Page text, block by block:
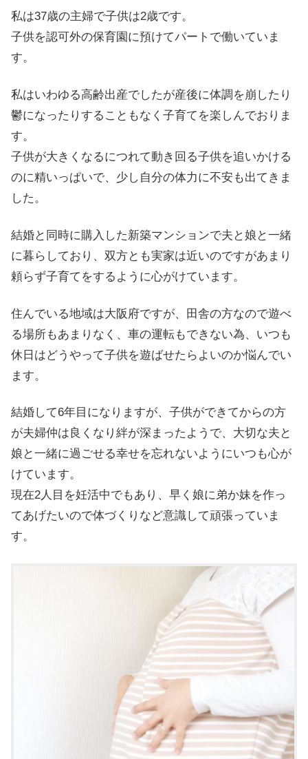
私は37歳の主婦で子供は2歳です。
子供を認可外の保育園に預けてパートで働いていま
す。
私はいわゆる高齢出産でしたが産後に体調を崩したり
鬱になったりすることもなく子育てを楽しんでおりま
す。
子供が大きくなるにつれて動き回る子供を追いかける
のに精いっぱいで、少し自分の体力に不安も出てきま
した。
結婚と同時に購入した新築マンションで夫と娘と一緒
に暮らしており、双方とも実家は近いのですがあまり
頼らず子育てをするように心がけています。
住んでいる地域は大阪府ですが、田舎の方なので遊べ
る場所もあまりなく、車の運転もできない為、いつも
休日はどうやって子供を遊ばせたらよいのか悩んでい
ます。
結婚して6年目になりますが、子供ができてからの方
が夫婦仲は良くなり絆が深まったようで、大切な夫と
娘と一緒に過ごせる幸せを忘れないようにいつも心が
けています。
現在2人目を妊活中でもあり、早く娘に弟か妹を作っ
てあげたいので体づくりなど意識して頑張っていま
す。